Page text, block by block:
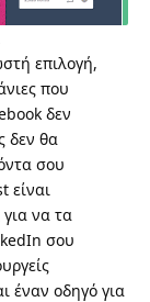
επιλογή,
που
δεν
δεν θα
σου
είναι
να τα
σου
έναν οδηγό για